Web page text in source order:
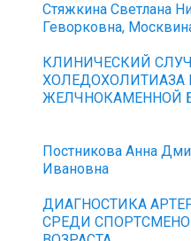
Стяжкина Светлана
Геворковна,
КЛИНИЧЕСКИЙ
ХОЛЕДОХОЛИТИАЗА
ЖЕЛЧНОКАМЕННОЙ
Постникова Анна
Ивановна
ДИАГНОСТИКА
СРЕДИ